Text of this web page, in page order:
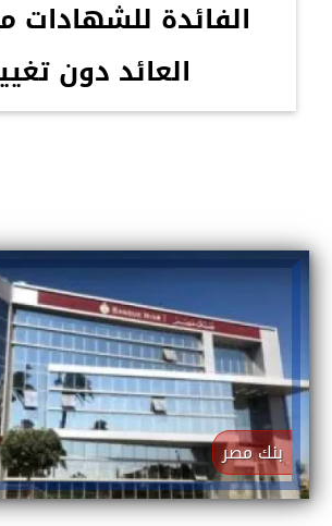
الفائدة للشهادات
العائد دون
بنك مصر